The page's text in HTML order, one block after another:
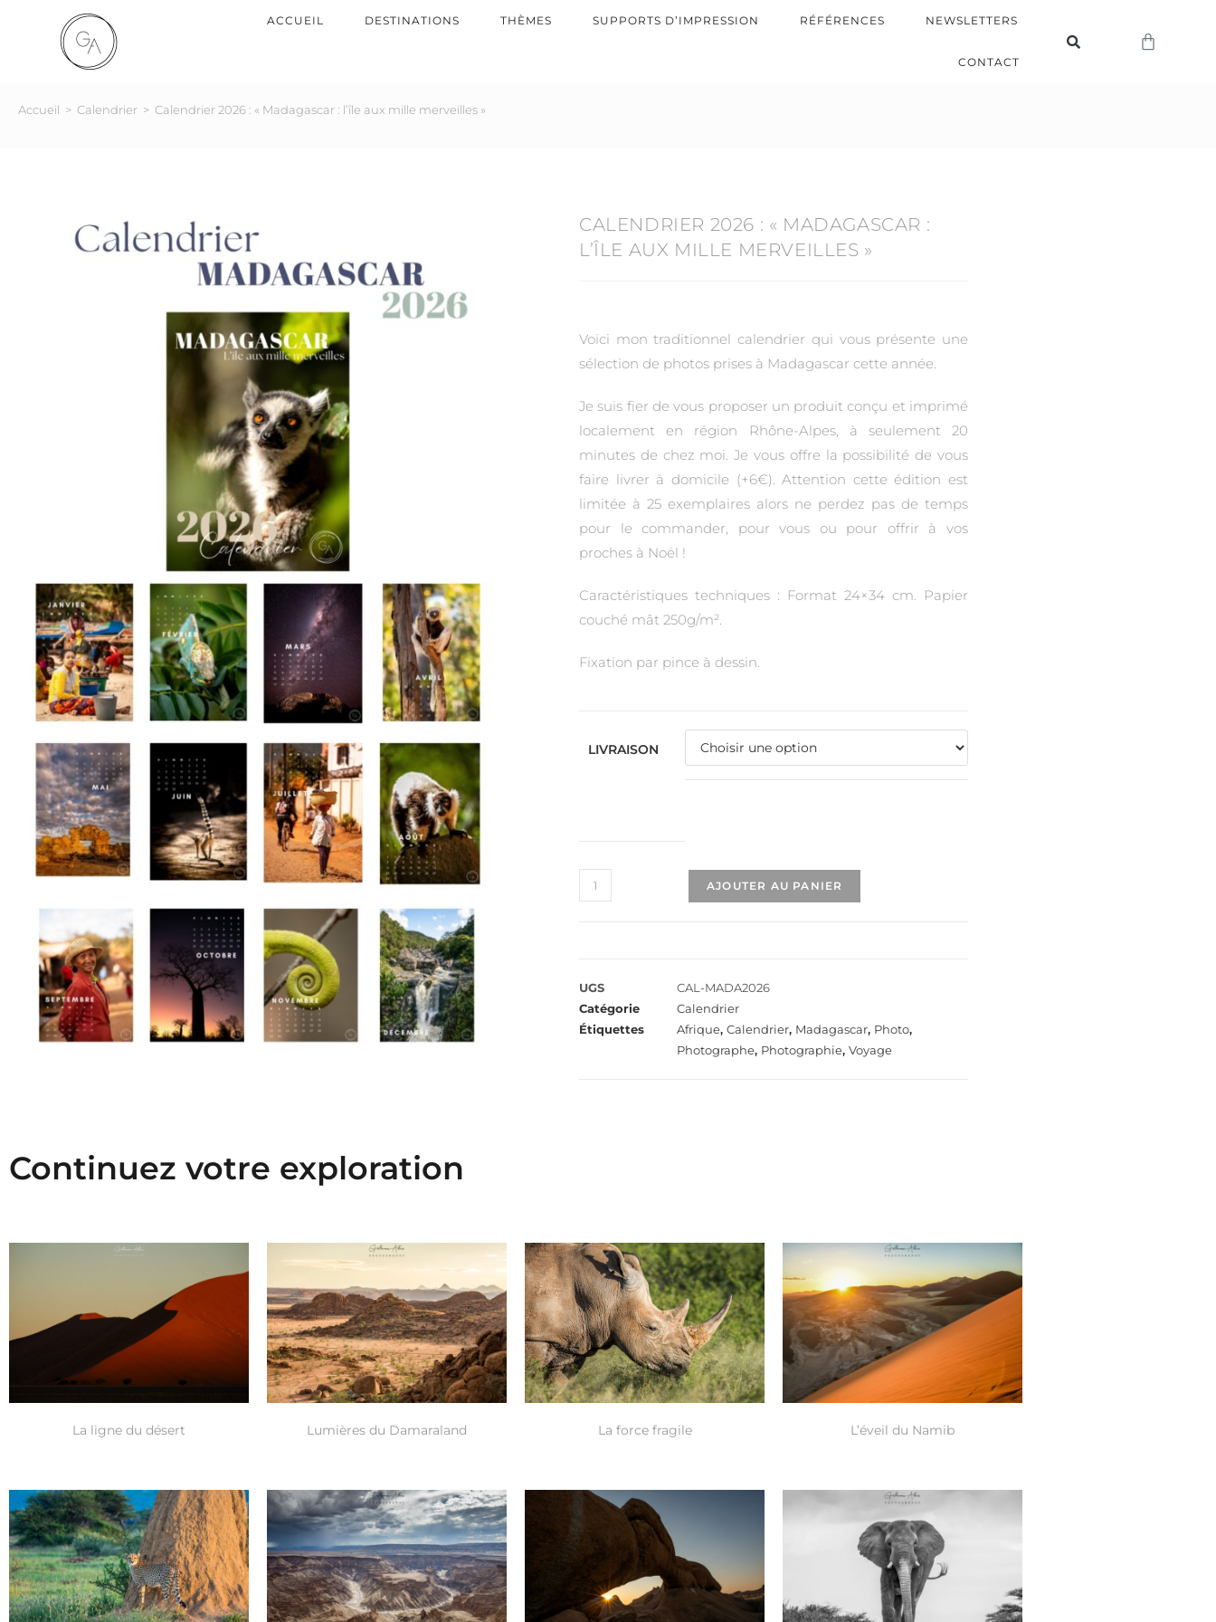
ACCUEIL DESTINATIONS THÈMES SUPPORTS D’IMPRESSION RÉFÉRENCES NEWSLETTERS
CONTACT
Accueil > Calendrier > Calendrier 2026 : « Madagascar : l’île aux mille merveilles »
CALENDRIER 2026 : « MADAGASCAR :
L’ÎLE AUX MILLE MERVEILLES »
Voici mon traditionnel calendrier qui vous présente une
sélection de photos prises à Madagascar cette année.
Je suis fier de vous proposer un produit conçu et imprimé
localement en région Rhône-Alpes, à seulement 20
minutes de chez moi. Je vous offre la possibilité de vous
faire livrer à domicile (+6€). Attention cette édition est
limitée à 25 exemplaires alors ne perdez pas de temps
pour le commander, pour vous ou pour offrir à vos
proches à Noël !
Caractéristiques techniques : Format 24×34 cm. Papier
couché mât 250g/m².
Fixation par pince à dessin.
LIVRAISON
AJOUTER AU PANIER
UGS
CAL-MADA2026
Catégorie
Calendrier
Étiquettes
Afrique, Calendrier, Madagascar, Photo,
Photographe, Photographie, Voyage
Continuez votre exploration
La ligne du désert Lumières du Damaraland La force fragile L’éveil du Namib